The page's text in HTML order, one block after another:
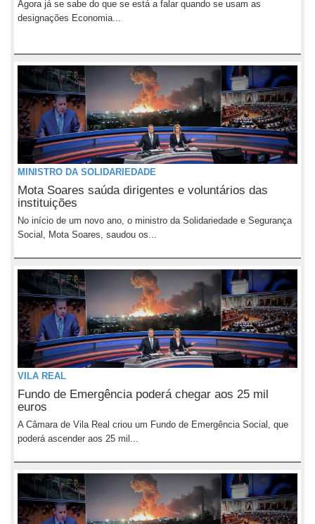
Agora já se sabe do que se está a falar quando se usam as
designações Economia...
MINISTRO DA SOLIDARIEDADE
Mota Soares saúda dirigentes e voluntários das
instituições
No início de um novo ano, o ministro da Solidariedade e Segurança
Social, Mota Soares, saudou os...
VILA REAL
Fundo de Emergência poderá chegar aos 25 mil
euros
A Câmara de Vila Real criou um Fundo de Emergência Social, que
poderá ascender aos 25 mil...